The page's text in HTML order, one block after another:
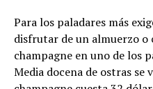
Para los paladares más
disfrutar de un almuerzo o
champagne en uno de los
Media docena de ostras se